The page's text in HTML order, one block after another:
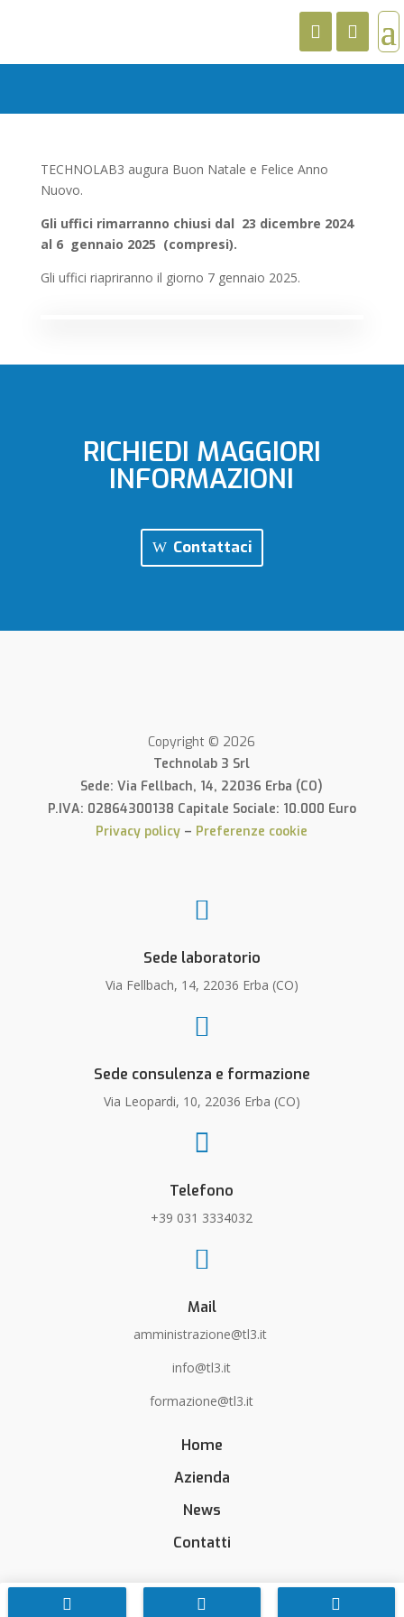
TECHNOLAB3 augura Buon Natale e Felice Anno
Nuovo.
Gli uffici rimarranno chiusi dal 23 dicembre 2024
al 6 gennaio 2025 (compresi).
Gli uffici riapriranno il giorno 7 gennaio 2025.
RICHIEDI MAGGIORI
INFORMAZIONI
Contattaci
Copyright © 2026
Technolab 3 Srl
Sede: Via Fellbach, 14, 22036 Erba (CO)
P.IVA: 02864300138 Capitale Sociale: 10.000 Euro
Privacy policy – Preferenze cookie

Sede laboratorio
Via Fellbach, 14, 22036 Erba (CO)

Sede consulenza e formazione
Via Leopardi, 10, 22036 Erba (CO)

Telefono
+39 031 3334032

Mail
amministrazione@tl3.it
info@tl3.it
formazione@tl3.it
Home
Azienda
News
Contatti
  